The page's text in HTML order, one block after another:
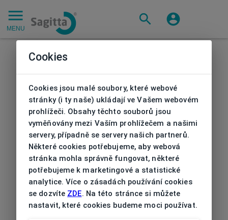
MENU
Cookies
Cookies jsou malé soubory, které webové
stránky (i ty naše) ukládají ve Vašem webovém
prohlížeči. Obsahy těchto souborů jsou
vyměňovány mezi Vaším prohlížečem a našimi
servery, případně se servery našich partnerů.
Některé cookies potřebujeme, aby webová
stránka mohla správně fungovat, některé
potřebujeme k marketingové a statistické
analytice. Více o zásadách používání cookies
se dozvíte ZDE. Na této stránce si můžete
nastavit, které cookies budeme moci používat.